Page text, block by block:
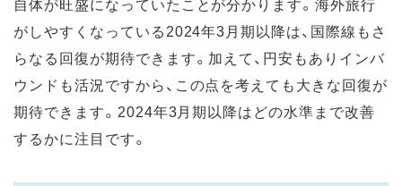
がしやすくなっている2024年3月期以降は、国際線もさ
らなる回復が期待できます。加えて、円安もありインバ
ウンドも活況ですから、この点を考えても大きな回復が
期待できます。2024年3月期以降はどの水準まで改善
するかに注目です。